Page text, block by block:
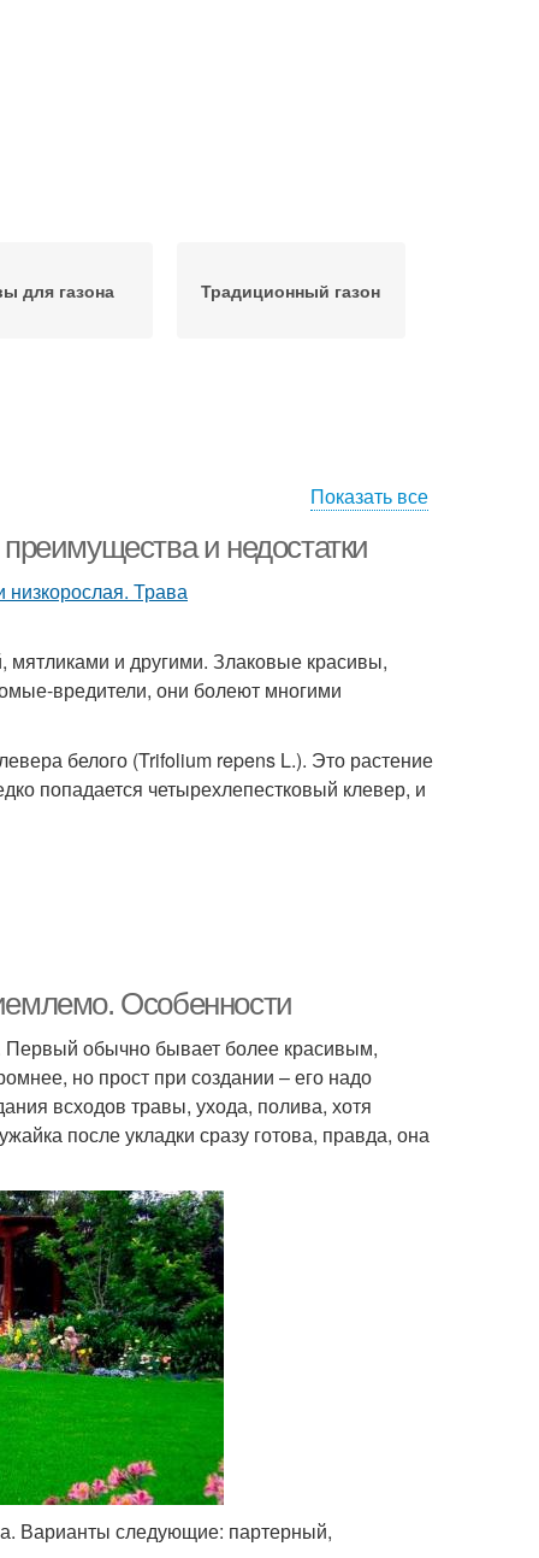
для газона Традиционный газон
Показать все
и недостатки
мятликами и другими. Злаковые красивы,
вредители, они болеют многими
белого (Trifolium repens L.). Это растение
попадается четырехлепестковый клевер, и
Особенности
Первый обычно бывает более красивым,
но прост при создании – его надо
всходов травы, ухода, полива, хотя
после укладки сразу готова, правда, она
Варианты следующие: партерный,